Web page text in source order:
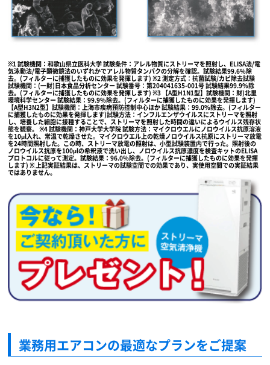
※1 試験機関：和歌山県立医科大学 試験条件：アレル物質にストリーマを照射し、ELISA法/電
気泳動法/電子顕微鏡法のいずれかでアレル物質タンパクの分解を確認。試験結果99.6%除
去。(フィルターに捕獲したものに効果を発揮します) ※2 測定方式：抗菌試験/カビ除去試験
試験機関：(一財)日本食品分析センター 試験番号：第204041635-001号 試験結果99.9%除
去。(フィルターに捕獲したものに効果を発揮します) ※3 【A型H1N1型】試験機関：財)北里
環境科学センター 試験結果：99.9%除去。(フィルターに捕獲したものに効果を発揮します)
【A型H3N2型】試験機関：上海市疾病預防控制中心ほか 試験結果：99.0%除去。(フィルター
に捕獲したものに効果を発揮します)試験方法：インフルエンザウイルスにストリーマを照射
し、培養した細胞に接種することで、ストリーマを照射した時間の違いによるウイルス残存状
態を観察。 ※4 試験機関：神戸大学大学院 試験方法：マイクロウエルにノロウイルス抗原溶液
を10μl入れ、常温で乾燥させた。マイクロウエル上の乾燥ノロウイルス抗原にストリーマ放電
を24時間照射した。この時、ストリーマ放電の照射は、小型試験装置内で行った。照射後の
ノロウイルス抗原を100μlの希釈液で洗い出し、ノロウイルス抗原濃度を検査キットのELISA
プロトコルに従って測定。試験結果：96.0%除去。(フィルターに捕獲したものに効果を発揮
します) ※ 上記実証結果は、ストリーマの試験空間での効果であり、実使用空間での実証結果
ではありません。
業務用エアコンの最適なプランをご提案